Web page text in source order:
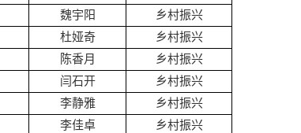
魏宇阳
乡村振兴
杜娅奇
乡村振兴
陈香月
乡村振兴
闫石开
乡村振兴
李静雅
乡村振兴
李佳卓
乡村振兴